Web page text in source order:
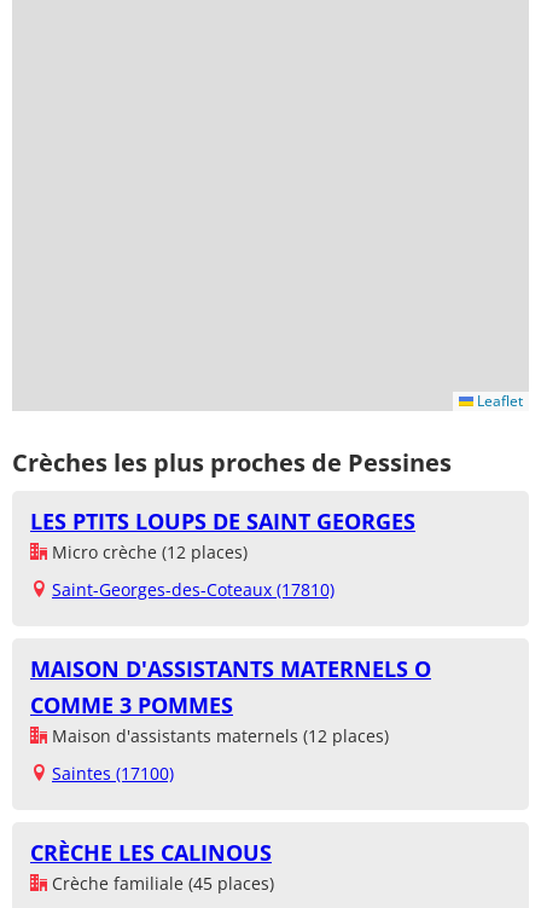
Leaflet
Crèches les plus proches de Pessines
LES PTITS LOUPS DE SAINT GEORGES
Micro crèche (12 places)
Saint-Georges-des-Coteaux (17810)
MAISON D'ASSISTANTS MATERNELS O
COMME 3 POMMES
Maison d'assistants maternels (12 places)
Saintes (17100)
CRÈCHE LES CALINOUS
Crèche familiale (45 places)